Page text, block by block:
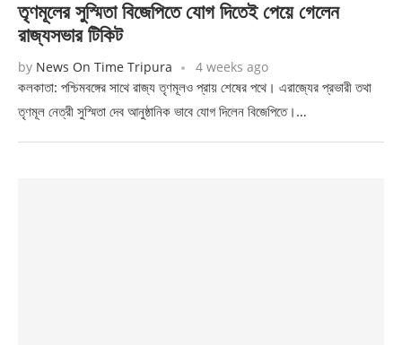
তৃণমূলের সুস্মিতা বিজেপিতে যোগ দিতেই পেয়ে গেলেন
রাজ্যসভার টিকিট
by News On Time Tripura 4 weeks ago
কলকাতা: পশ্চিমবঙ্গের সাথে রাজ্য তৃণমূলও প্রায় শেষের পথে। এরাজ্যের প্রভারী তথা
তৃণমূল নেত্রী সুস্মিতা দেব আনুষ্ঠানিক ভাবে যোগ দিলেন বিজেপিতে।…